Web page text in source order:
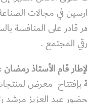
في مجالات الصناعة
قادر على المنافسة
المجتمع .
قام الأستاذ رمضان
بإفتتاح معرض
بحضور عبد العزيز